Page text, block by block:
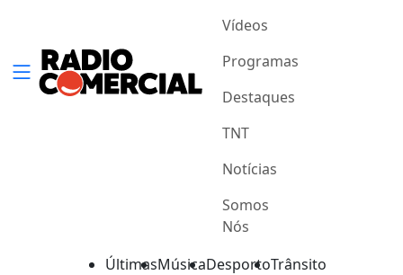
Vídeos
Programas
Destaques
TNT
Notícias
Somos
Nós
ÚltimasMúsicaDesportoTrânsito